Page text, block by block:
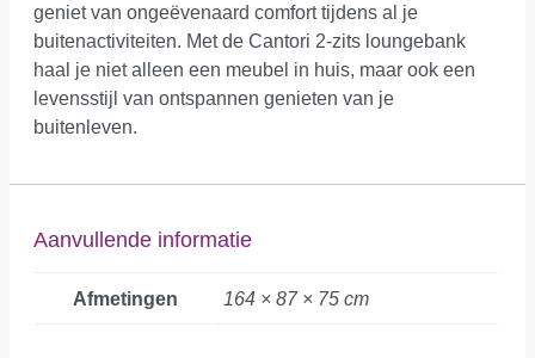
geniet van ongeëvenaard comfort tijdens al je
buitenactiviteiten. Met de Cantori 2-zits loungebank
haal je niet alleen een meubel in huis, maar ook een
levensstijl van ontspannen genieten van je
buitenleven.
Aanvullende informatie
Afmetingen 164 × 87 × 75 cm